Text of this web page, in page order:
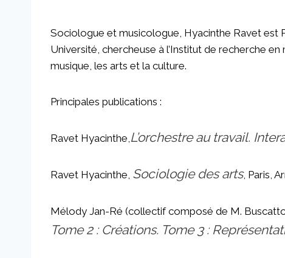
Sociologue et musicologue, Hyacinthe Ravet est
Université, chercheuse à l’Institut de recherche
musique, les arts et la culture.
Principales publications :
Ravet Hyacinthe,L’orchestre au travail.
Ravet Hyacinthe, Sociologie des arts, Paris,
Mélody Jan-Ré (collectif composé de M.
Tome 2 : Créations. Tome 3 :